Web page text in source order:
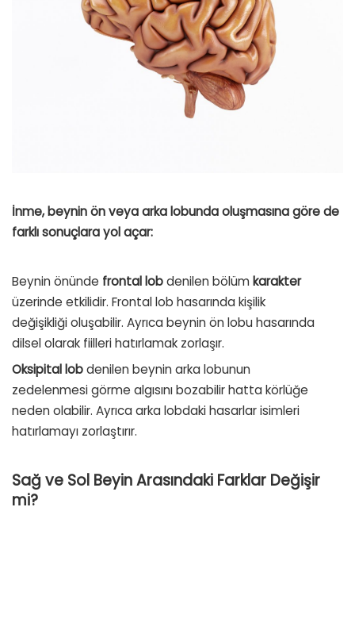
İnme, beynin ön veya arka lobunda oluşmasına göre de
farklı sonuçlara yol açar:
Beynin önünde frontal lobdenilen bölüm karakter
üzerinde etkilidir. Frontal lob hasarında kişilik
değişikliğioluşabilir. Ayrıca beynin ön lobu hasarında
dilsel olarak fiilleri hatırlamak zorlaşır.
Oksipital lobdenilen beynin arka lobunun
zedelenmesigörme algısını bozabilirhatta körlüğe
neden olabilir. Ayrıca arka lobdaki hasarlar isimleri
hatırlamayı zorlaştırır.
Sağ ve Sol Beyin Arasındaki Farklar Değişir
mi?